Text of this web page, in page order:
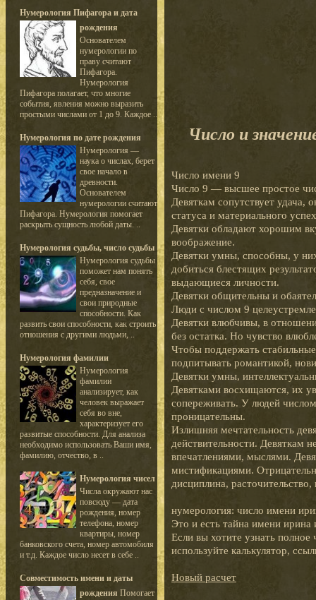
Нумерология Пифагора и дата
рождения
Основателем
нумерологии по
праву считают
Пифагора.
Нумерология
Пифагора полагает, что многие
события, явления можно выразить
простыми числами от 1 до 9. Каждое ..
Нумерология по дате рождения
Нумерология —
наука о числах, берет
свое начало в
древности.
Основателем
нумерологии считают
Пифагора. Нумерология помогает
раскрыть сущность любой даты. ..
Нумерология судьбы, число судьбы
Нумерология судьбы
поможет нам понять
себя, свое
предназначение и
свои природные
способности. Как
развить свои способности, как строить
отношения с другими людьми, ..
Нумерология фамилии
Нумерология
фамилии
анализирует, как
человек выражает
себя во вне,
характеризует его
развитые способности. Для анализа
необходимо использовать Ваши имя,
фамилию, отчество, в ..
Нумерология чисел
Числа окружают нас
повсюду — дата
рождения, номер
телефона, номер
квартиры, номер
банковского счета, номер автомобиля
и т.д. Каждое число несет в себе ..
Совместимость имени и даты
рождения Помогает
Число и
Число имени 9
Число 9 — высшее простое
Девяткам сопутствует удача,
статуса и материального
Девятки обладают хорошим
воображение.
Девятки умны, способны, у
добиться блестящих
выдающиеся личности.
Девятки общительны и
Люди с числом 9
Девятки влюбчивы, в
без остатка. Но чувство
Чтобы поддержать
подпитывать романтикой,
Девятки умны,
Девятками восхищаются, их
сопереживать. У людей
проницательны.
Излишняя мечтательность
действительности. Девяткам
впечатлениями, мыслями.
мистификациями.
дисциплина,
нумерология: число имени
Это и есть тайна имени ирина
Если вы хотите узнать
используйте калькулятор,
Новый расчет